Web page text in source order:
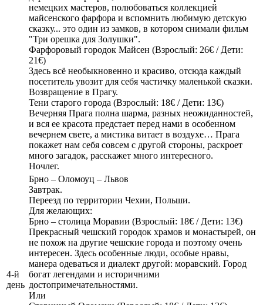
немецких мастеров, полюбоваться коллекцией
майсенского фарфора и вспомнить любимую детскую
сказку... это один из замков, в котором снимали фильм
"Три орешка для Золушки".
Фарфоровый городок Майсен (Взрослый: 26€ / Дети:
21€)
Здесь всё необыкновенно и красиво, отсюда каждый
посетитель увозит для себя частичку маленькой сказки.
Возвращение в Прагу.
Тени старого города (Взрослый: 18€ / Дети: 13€)
Вечерняя Прага полна шарма, разных неожиданностей,
и вся ее красота предстает перед нами в особенном
вечернем свете, а мистика витает в воздухе… Прага
покажет нам себя совсем с другой стороны, раскроет
много загадок, расскажет много интересного.
Ночлег.
4-й
день
Брно – Оломоуц – Львов
Завтрак.
Переезд по территории Чехии, Польши.
Для желающих:
Брно – столица Моравии (Взрослый: 18€ / Дети: 13€)
Прекрасный чешский городок храмов и монастырей, он
не похож на другие чешские города и поэтому очень
интересен. Здесь особенные люди, особые нравы,
манера одеваться и диалект другой: моравский. Город
богат легендами и историчними
достопримечательностями.
Или